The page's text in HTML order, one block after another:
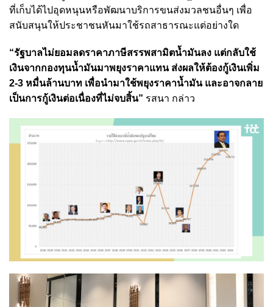
ที่เก็บได้ไปอุดหนุนหรือพัฒนาบริการขนส่งมวลชนอื่นๆ เพื่อ
สนับสนุนให้ประชาชนหันมาใช้รถสาธารณะแต่อย่างใด
“รัฐบาลไม่ยอมลดราคาภาษีสรรพสามิตน้ำมันลง แต่กลับใช้
เงินจากกองทุนน้ำมันมาพยุงราคาแทน ส่งผลให้ต้องกู้เงินเพิ่ม
2-3 หมื่นล้านบาท เพื่อนำมาใช้พยุงราคาน้ำมัน และอาจกลาย
เป็นการกู้เงินต่อเนื่องที่ไม่จบสิ้น” รสนา กล่าว